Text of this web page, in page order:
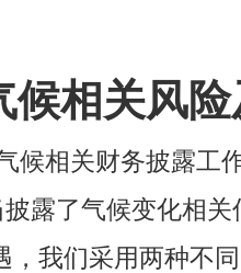
候相关风
候相关财务披露工
露了气候变化相关
，我们采用两种不